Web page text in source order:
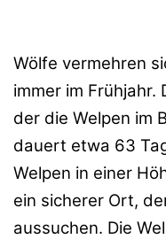
Wölfe vermehren
immer im Frühjahr.
der die Welpen im
dauert etwa 63
Welpen in einer
ein sicherer Ort,
aussuchen. Die